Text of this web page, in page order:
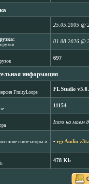
25.05.2005 @
01.08.2026 @
697
информация
FruityLoops
FL Studio
11154
Intro на моём
синтезаторы и
▪ rgcAudio
478 Kb